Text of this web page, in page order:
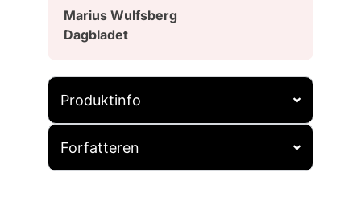
Marius Wulfsberg
Dagbladet
Produktinfo
Forfatteren